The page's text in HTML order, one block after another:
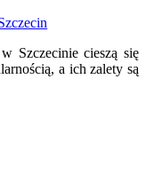
Szczecinie cieszą się
a ich zalety są